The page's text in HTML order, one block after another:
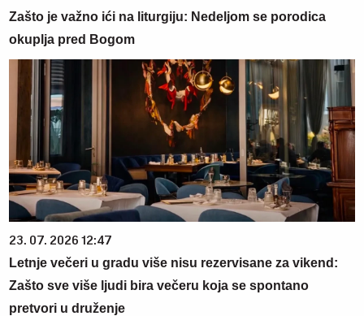
Zašto je važno ići na liturgiju: Nedeljom se porodica
okuplja pred Bogom
23. 07. 2026 12:47
Letnje večeri u gradu više nisu rezervisane za vikend:
Zašto sve više ljudi bira večeru koja se spontano
pretvori u druženje